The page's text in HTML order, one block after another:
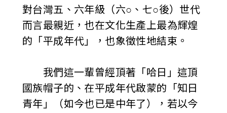
對台灣五、六年級（六○、七○後）世代
而言最親近，也在文化生產上最為輝煌
的「平成年代」，也象徵性地結束。
我們這一輩曾經頂著「哈日」這頂
國族帽子的、在平成年代啟蒙的「知日
青年」（如今也已是中年了），若以今